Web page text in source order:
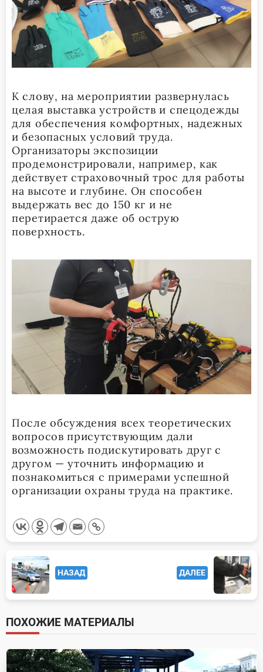
К слову, на мероприятии развернулась
целая выставка устройств и спецодежды
для обеспечения комфортных, надежных
и безопасных условий труда.
Организаторы экспозиции
продемонстрировали, например, как
действует страховочный трос для работы
на высоте и глубине. Он способен
выдержать вес до 150 кг и не
перетирается даже об острую
поверхность.
После обсуждения всех теоретических
вопросов присутствующим дали
возможность подискутировать друг с
другом — уточнить информацию и
познакомиться с примерами успешной
организации охраны труда на практике.
<span
class="nav-
subtitle
screen-
reader-
text">Page</span>
НАЗАД ДАЛЕЕ
ПОХОЖИЕ МАТЕРИАЛЫ